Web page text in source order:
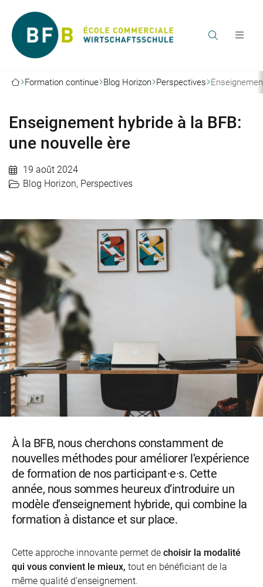
Formation continue Blog Horizon Perspectives
Enseignement hybride à la BFB:
une nouvelle ère
19 août 2024
Blog Horizon, Perspectives
À la BFB, nous cherchons constamment de
nouvelles méthodes pour améliorer l’expérience
de formation de nos participant·e·s. Cette
année, nous sommes heureux d’introduire un
modèle d’enseignement hybride, qui combine la
formation à distance et sur place.
Cette approche innovante permet de choisir la modalité
qui vous convient le mieux, tout en bénéficiant de la
même qualité d’enseignement.